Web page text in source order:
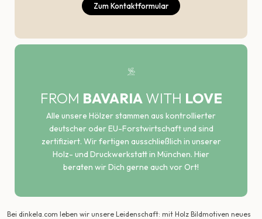
Zum Kontaktformular
FROM BAVARIA WITH LOVE
Alle unsere Hölzer stammen aus kontrollierter
deutscher oder EU-Forstwirtschaft und sind
zertifiziert. Wir fertigen ausschließlich in unserer
Holz- und Druckwerkstatt in München. Hier
beraten wir Dich gerne auch vor Ort!
Bei dinkela.com leben wir unsere Leidenschaft: mit Holz Bildmotiven neues